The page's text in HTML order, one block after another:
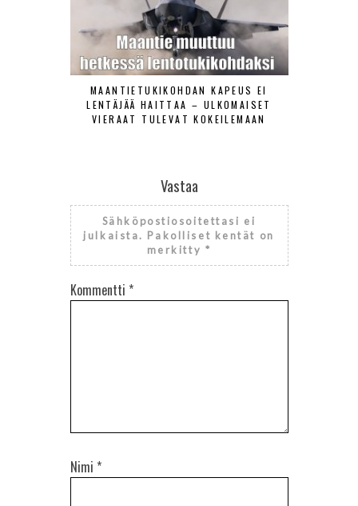
MAANTIETUKIKOHDAN KAPEUS EI
LENTÄJÄÄ HAITTAA – ULKOMAISET
VIERAAT TULEVAT KOKEILEMAAN
Vastaa
Sähköpostiosoitettasi ei
julkaista. Pakolliset kentät on
merkitty *
Kommentti *
Nimi *